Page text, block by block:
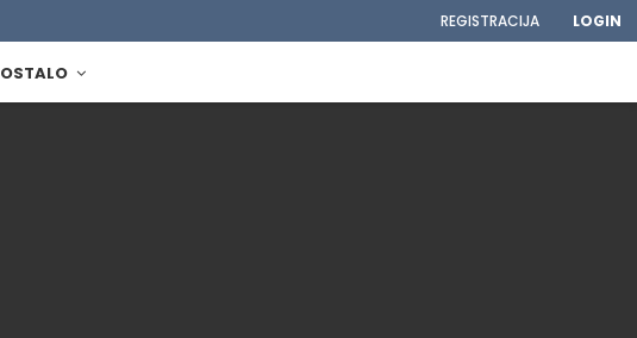
REGISTRACIJA LOGIN
OSTALO